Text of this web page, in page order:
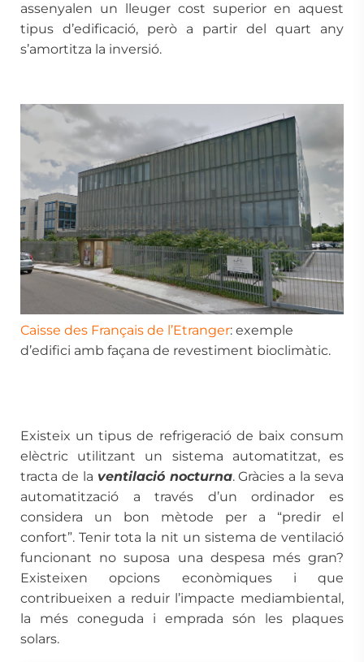
assenyalen un lleuger cost superior en aquest
tipus d’edificació, però a partir del quart any
s’amortitza la inversió.
Caisse des Français de l’Etranger: exemple
d’edifici amb façana de revestiment bioclimàtic.
Existeix un tipus de refrigeració de baix consum
elèctric utilitzant un sistema automatitzat, es
tracta de la ventilació nocturna. Gràcies a la seva
automatització a través d’un ordinador es
considera un bon mètode per a “predir el
confort”. Tenir tota la nit un sistema de ventilació
funcionant no suposa una despesa més gran?
Existeixen opcions econòmiques i que
contribueixen a reduir l’impacte mediambiental,
la més coneguda i emprada són les plaques
solars.